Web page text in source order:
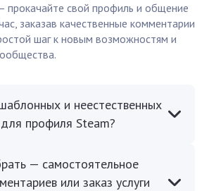
прокачайте свой профиль и общение
заказав качественные комментарии
шаг к новым возможностям и
и неестественных
профиля Steam?
— самостоятельное
или заказ услуги